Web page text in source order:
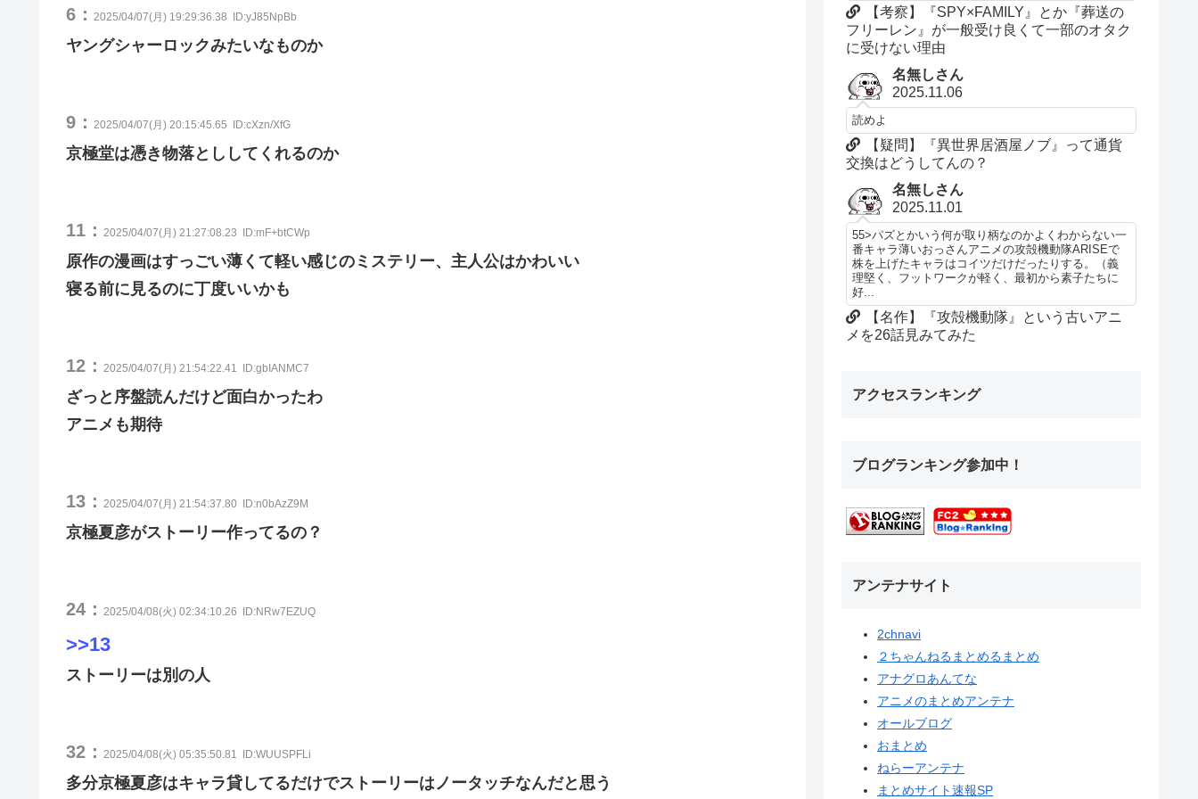
6： 2025/04/07(月) 19:29:36.38 ID:yJ85NpBb
ヤングシャーロックみたいなものか
9： 2025/04/07(月) 20:15:45.65 ID:cXzn/XfG
京極堂は憑き物落とししてくれるのか
11： 2025/04/07(月) 21:27:08.23 ID:mF+btCWp
原作の漫画はすっごい薄くて軽い感じのミステリー、主人公はかわいい
寝る前に見るのに丁度いいかも
12： 2025/04/07(月) 21:54:22.41 ID:gbIANMC7
ざっと序盤読んだけど面白かったわ
アニメも期待
13： 2025/04/07(月) 21:54:37.80 ID:n0bAzZ9M
京極夏彦がストーリー作ってるの？
24： 2025/04/08(火) 02:34:10.26 ID:NRw7EZUQ
>>13
ストーリーは別の人
32： 2025/04/08(火) 05:35:50.81 ID:WUUSPFLi
多分京極夏彦はキャラ貸してるだけでストーリーはノータッチなんだと思う
【考察】『SPY×FAMILY』とか『葬送の
フリーレン』が一般受け良くて一部のオタク
に受けない理由
名無しさん
2025.11.06
読めよ
【疑問】『異世界居酒屋ノブ』って通貨
交換はどうしてんの？
名無しさん
2025.11.01
55>パズとかいう何が取り柄なのかよくわからない一
番キャラ薄いおっさんアニメの攻殻機動隊ARISEで
株を上げたキャラはコイツだけだったりする。（義
理堅く、フットワークが軽く、最初から素子たちに
好...
【名作】『攻殻機動隊』という古いアニ
メを26話見みてみた
アクセスランキング
ブログランキング参加中！
アンテナサイト
2chnavi
２ちゃんねるまとめるまとめ
アナグロあんてな
アニメのまとめアンテナ
オールブログ
おまとめ
ねらーアンテナ
まとめサイト速報SP